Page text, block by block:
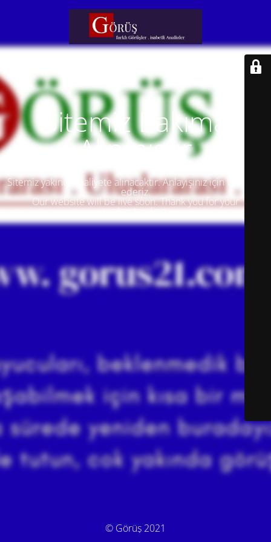
Sitemiz Bakıma
Alınmıştır
Sitemiz yakında faaliyete alınacaktır. Anlayışınız için teşekkür
ederiz.
Our website will be live soon. Thank you for your
understanding.
© Görüş 2021